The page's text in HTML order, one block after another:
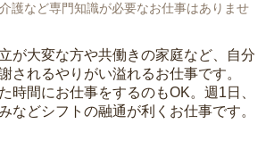
護など専門知識が必要なお仕事はありませ
が大変な方や共働きの家庭など、自分
されるやりがい溢れるお仕事です。
時間にお仕事をするのもOK。週1日、
などシフトの融通が利くお仕事です。